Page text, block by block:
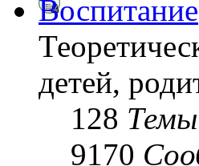
Воспитание
детей,
128 Темы
9170